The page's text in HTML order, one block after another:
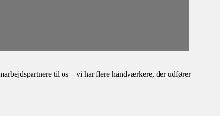
til os – vi har flere håndværkere, der udfører